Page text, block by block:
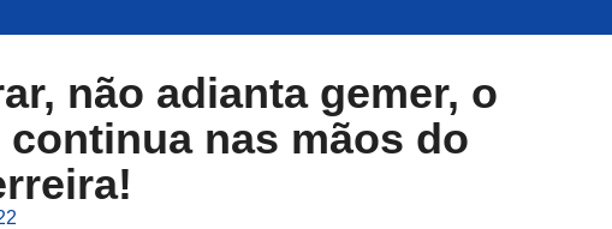
não adianta gemer, o
nas mãos do